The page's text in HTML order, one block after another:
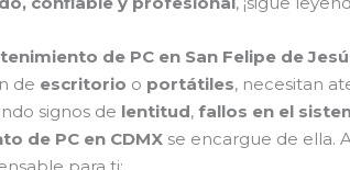
de PC en San Felipe de
de escritorio o portátiles, necesitan
signos de lentitud, fallos en el
de PC en CDMX se encargue de ella.
para ti: